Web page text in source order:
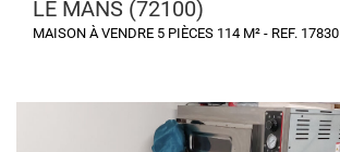
LE MANS (72100)
MAISON À VENDRE 5 PIÈCES 114 M² - REF. 17830